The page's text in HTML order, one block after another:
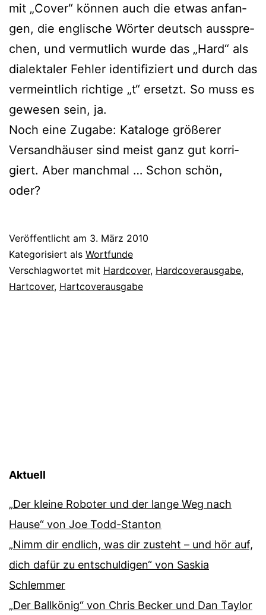
mit „Cover“ kön­nen auch die etwas anfan­
gen, die eng­li­sche Wörter deutsch aus­spre­
chen, und ver­mut­lich wur­de das „Hard“ als
dia­lek­ta­ler Fehler iden­ti­fi­ziert und durch das
ver­meint­lich rich­ti­ge „t“ ersetzt. So muss es
gewe­sen sein, ja.
Noch eine Zugabe: Kataloge grö­ße­rer
Versandhäuser sind meist ganz gut kor­ri­
giert. Aber manch­mal … Schon schön,
oder?
Veröffentlicht am 3. März 2010
Kategorisiert als Wortfunde
Verschlagwortet mit Hardcover, Hardcoverausgabe,
Hartcover, Hartcoverausgabe
Aktuell
„Der kleine Roboter und der lange Weg nach
Hause“ von Joe Todd-Stanton
„Nimm dir endlich, was dir zusteht – und hör auf,
dich dafür zu entschuldigen“ von Saskia
Schlemmer
„Der Ballkönig“ von Chris Becker und Dan Taylor